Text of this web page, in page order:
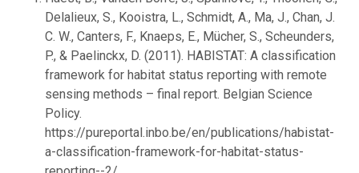
Delalieux, S., Kooistra, L., Schmidt, A., Ma, J., Chan, J.
C. W., Canters, F., Knaeps, E., Mücher, S., Scheunders,
P., & Paelinckx, D. (2011). HABISTAT: A classification
framework for habitat status reporting with remote
sensing methods – final report. Belgian Science
Policy.
https://pureportal.inbo.be/en/publications/habistat-
a-classification-framework-for-habitat-status-